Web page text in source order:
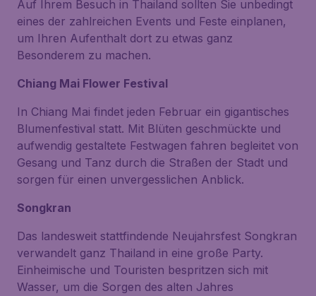
Auf Ihrem Besuch in Thailand sollten Sie unbedingt
eines der zahlreichen Events und Feste einplanen,
um Ihren Aufenthalt dort zu etwas ganz
Besonderem zu machen.
Chiang Mai Flower Festival
In Chiang Mai findet jeden Februar ein gigantisches
Blumenfestival statt. Mit Blüten geschmückte und
aufwendig gestaltete Festwagen fahren begleitet von
Gesang und Tanz durch die Straßen der Stadt und
sorgen für einen unvergesslichen Anblick.
Songkran
Das landesweit stattfindende Neujahrsfest Songkran
verwandelt ganz Thailand in eine große Party.
Einheimische und Touristen bespritzen sich mit
Wasser, um die Sorgen des alten Jahres